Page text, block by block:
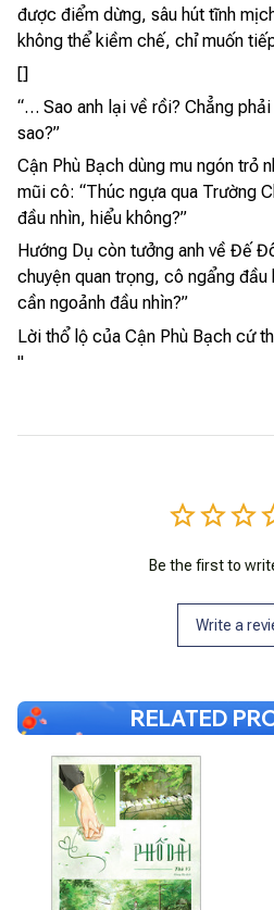
được điểm dừng, sâu hút tĩnh
không thể kiềm chế, chỉ muốn
[]
“… Sao anh lại về rồi? Chẳng
sao?”
Cận Phù Bạch dùng mu ngón trỏ
mũi cô: “Thúc ngựa qua Trường
đầu nhìn, hiểu không?”
Hướng Dụ còn tưởng anh về Đế
chuyện quan trọng, cô ngẩng đầu
cần ngoảnh đầu nhìn?”
Lời thổ lộ của Cận Phù Bạch cứ
"
Be the first to
Write a
RELATED